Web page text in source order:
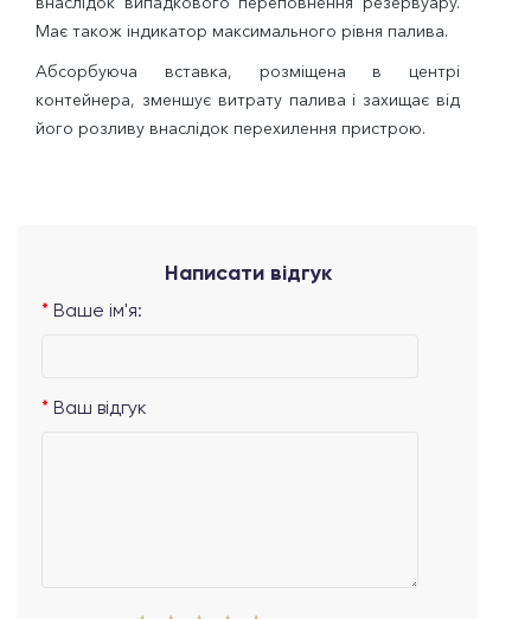
Має також індикатор максимального рівня палива.
Абсорбуюча вставка, розміщена в центрі
контейнера, зменшує витрату палива і захищає від
його розливу внаслідок перехилення пристрою.
Написати відгук
Ваше ім'я:
Ваш відгук